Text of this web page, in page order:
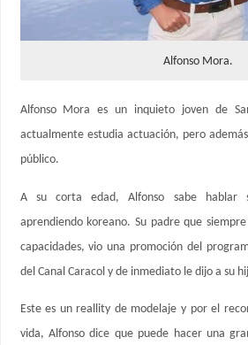
Alfonso Mora.
Alfonso Mora es un inquieto joven de
actualmente estudia actuación, pero
público.
A su corta edad, Alfonso sabe hablar
aprendiendo koreano. Su padre que
capacidades, vio una promoción del
del Canal Caracol y de inmediato le dijo a su
Este es un reallity de modelaje y por el
vida, Alfonso dice que puede hacer una